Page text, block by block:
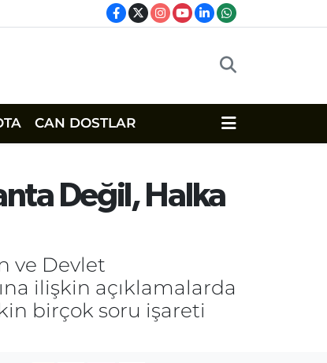
CAN DOSTLAR
Değil, Halka
ve Devlet
ilişkin açıklamalarda
birçok soru işareti